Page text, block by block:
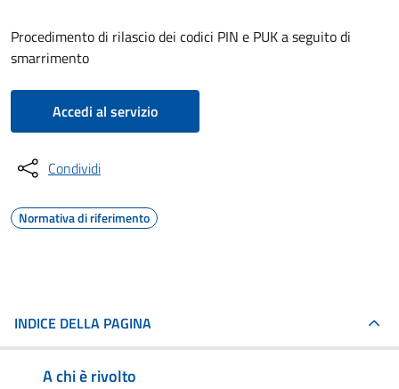
Procedimento di rilascio dei codici PIN e PUK a seguito di
smarrimento
Accedi al servizio
Condividi
Normativa di riferimento
INDICE DELLA PAGINA
A chi è rivolto